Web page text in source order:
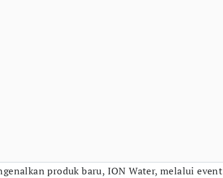
produk baru, ION Water, melalui event